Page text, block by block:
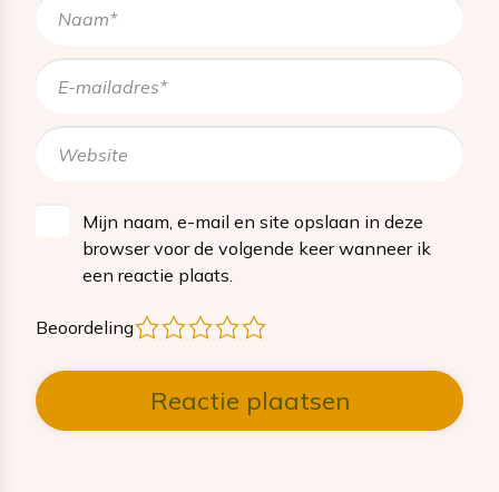
Mijn naam, e-mail en site opslaan in deze
browser voor de volgende keer wanneer ik
een reactie plaats.
Beoordeling 4
3
2
1